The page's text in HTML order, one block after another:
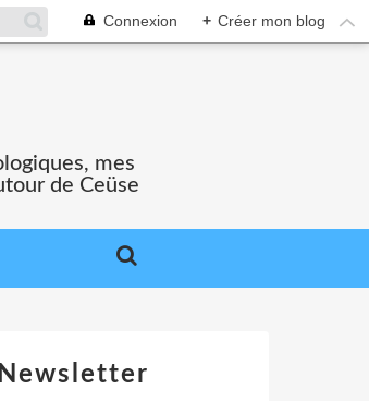
Connexion + Créer mon blog
mes
de Ceüse
Newsletter